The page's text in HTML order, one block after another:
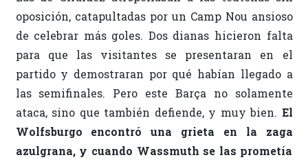
oposición, catapultadas por un Camp Nou ansioso
de celebrar más goles. Dos dianas hicieron falta
para que las visitantes se presentaran en el
partido y demostraran por qué habían llegado a
las semifinales. Pero este Barça no solamente
ataca, sino que también defiende, y muy bien. El
Wolfsburgo encontró una grieta en la zaga
azulgrana, y cuando Wassmuth se las prometía